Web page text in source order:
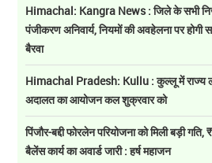
Himachal: Kangra News : जिले के सभी
पंजीकरण अनिवार्य, नियमों की अवहेलना पर होगी
बैरवा
Himachal Pradesh: Kullu : कुल्लू में राज्य
अदालत का आयोजन कल शुक्रवार को
पिंजौर-बद्दी फोरलेन परियोजना को मिली बड़ी
बैलेंस कार्य का अवार्ड जारी : हर्ष महाजन